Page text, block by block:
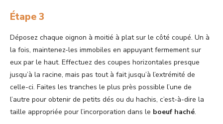
Étape 3
Déposez chaque oignon à moitié à plat sur le côté coupé. Un à
la fois, maintenez-les immobiles en appuyant fermement sur
eux par le haut. Effectuez des coupes horizontales presque
jusqu’à la racine, mais pas tout à fait jusqu’à l’extrémité de
celle-ci. Faites les tranches le plus près possible l’une de
l’autre pour obtenir de petits dés ou du hachis, c’est-à-dire la
taille appropriée pour l’incorporation dans le boeuf haché.